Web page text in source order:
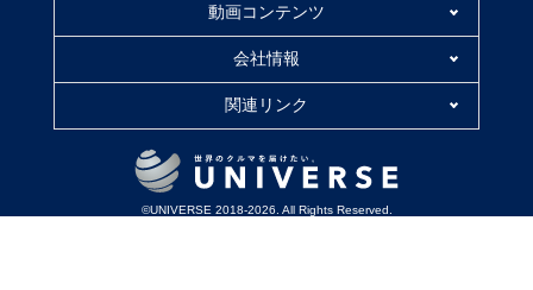
動画コンテンツ
会社情報
関連リンク
©UNIVERSE 2018-2026. All Rights Reserved.